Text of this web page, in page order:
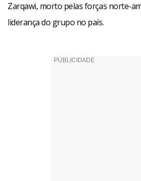
Zarqawi, morto pelas forças norte-
liderança do grupo no país.